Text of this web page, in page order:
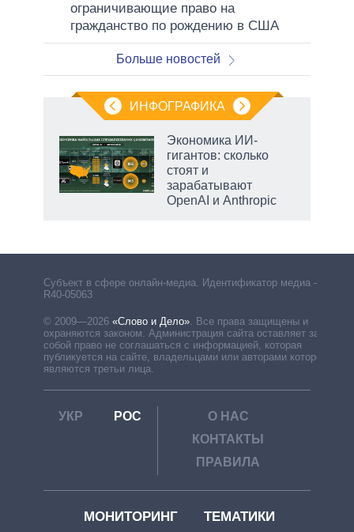
ограничивающие право на
гражданство по рождению в США
Больше новостей
ИНФОГРАФИКА
Экономика ИИ-
гигантов: сколько
стоят и
зарабатывают
OpenAI и Anthropic
Субъект в сфере онлайн-медиа. Идентификатор медиа –
R40-05063
© 2009—2026 «Слово и Дело». Все права защищены и
охраняются законом. Администрация сайта оставляет за
собой право не соглашаться с информацией, которая
публикуется на сайте, владельцами или авторами которой
являются третьи лица.
УКР РОС
О НАС
КОНТАКТЫ
ПРАВИЛА
МОНИТОРИНГ ТЕМАТИКИ